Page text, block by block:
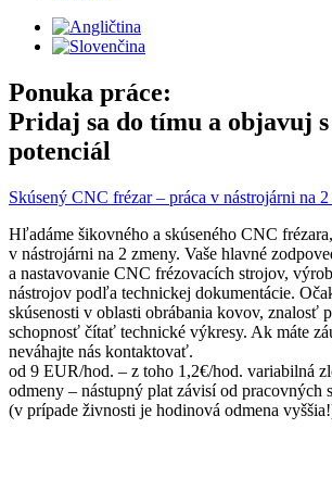
Ponuka práce:
Pridaj sa do tímu a objavuj
potenciál​
Skúsený CNC frézar – práca v nástrojárni na
Hľadáme šikovného a skúseného CNC
v nástrojárni na 2 zmeny. Vaše hlavné
a nastavovanie CNC frézovacích strojov,
nástrojov podľa technickej dokumentácie.
skúsenosti v oblasti obrábania kovov, znalosť
schopnosť čítať technické výkresy. Ak máte
neváhajte nás kontaktovať.
od 9 EUR/hod. – z toho 1,2€/hod. variabilná
odmeny – nástupný plat závisí od pracovných
(v prípade živnosti je hodinová odmena